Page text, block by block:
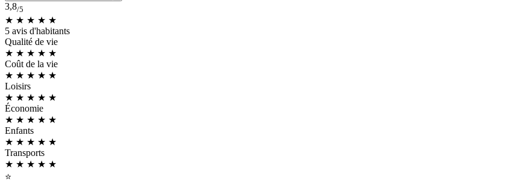
3,8/5
★ ★ ★ ★ ★
5 avis d'habitants
Qualité de vie
★ ★ ★ ★ ★
Coût de la vie
★ ★ ★ ★ ★
Loisirs
★ ★ ★ ★ ★
Économie
★ ★ ★ ★ ★
Enfants
★ ★ ★ ★ ★
Transports
★ ★ ★ ★ ★
⭐